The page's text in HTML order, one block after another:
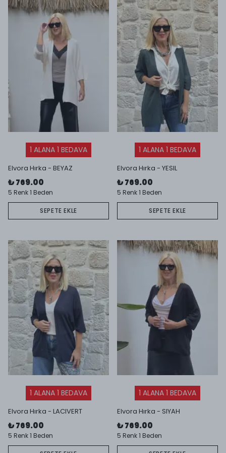
1 ALANA 1 BEDAVA
Elvora Hırka - BEYAZ
₺ 769.00
5 Renk 1 Beden
SEPETE EKLE
1 ALANA 1 BEDAVA
Elvora Hırka - YESIL
₺ 769.00
5 Renk 1 Beden
SEPETE EKLE
1 ALANA 1 BEDAVA
Elvora Hırka - LACIVERT
₺ 769.00
5 Renk 1 Beden
1 ALANA 1 BEDAVA
Elvora Hırka - SIYAH
₺ 769.00
5 Renk 1 Beden